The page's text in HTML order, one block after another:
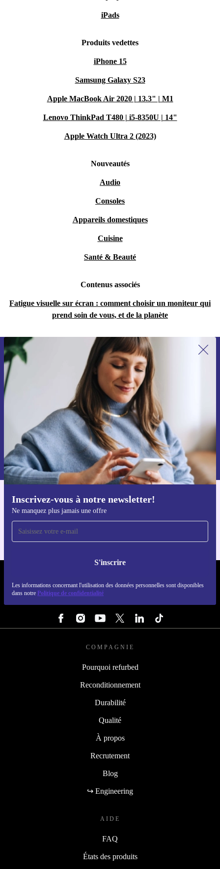
iPads
Produits vedettes
iPhone 15
Samsung Galaxy S23
Apple MacBook Air 2020 | 13.3" | M1
Lenovo ThinkPad T480 | i5-8350U | 14"
Apple Watch Ultra 2 (2023)
Nouveautés
Audio
Consoles
Appareils domestiques
Cuisine
Santé & Beauté
Contenus associés
Fatigue visuelle sur écran : comment choisir un moniteur qui
prend soin de vous, et de la planète
Inscrivez-vous à notre newsletter!
Ne manquez plus jamais une offre
S'inscrire
Les informations concernant l'utilisation des données personnelles sont disponibles
dans notre Politique de confidentialité
Recevoir offres et infos de refurbed
par mail
Ne manquez plus aucune offre.
S'inscrire
Retrouvez les informations sur l'utilisation des données personnelles
dans notre
politique de confidentialité.
Téléchargez l'application refurbed
Pour iOS et Android
COMPAGNIE
Pourquoi refurbed
Reconditionnement
Durabilité
Qualité
À propos
Recrutement
Blog
↪ Engineering
AIDE
FAQ
États des produits